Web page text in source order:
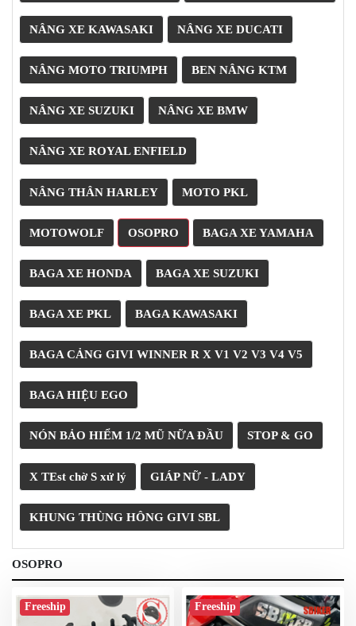
BỘ
VÁ
XE
STOP
AND
GO
PHỤ
KIỆN
MOTOWOLF
KẸP
ĐIỆN
THOẠI
XE
PHỤ
KIỆN
PHƯỢT
ĐỒ
CHƠI
MOTO
PHỤ
KIỆN
MBIKER
HCM
SẢN
PHẨM
MỚI
BLOG
PHƯỢT
LIÊN
HỆ
HƯỚNG
NÂNG XE KAWASAKI NÂNG XE DUCATI
NÂNG MOTO TRIUMPH BEN NÂNG KTM
NÂNG XE SUZUKI NÂNG XE BMW
NÂNG XE ROYAL ENFIELD
NÂNG THÂN HARLEY MOTO PKL
MOTOWOLF OSOPRO BAGA XE YAMAHA
BAGA XE HONDA BAGA XE SUZUKI
BAGA XE PKL BAGA KAWASAKI
BAGA CẢNG GIVI WINNER R X V1 V2 V3 V4 V5
BAGA HIỆU EGO
NÓN BẢO HIỂM 1/2 MŨ NỮA ĐẦU STOP & GO
X TEst chờ S xử lý GIÁP NỮ - LADY
KHUNG THÙNG HÔNG GIVI SBL
OSOPRO
Freeship Freeship